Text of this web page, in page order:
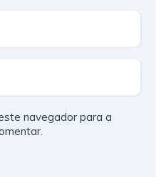
navegador para a